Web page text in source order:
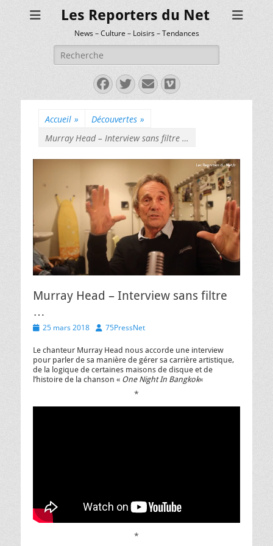
Les Reporters du Net
News – Culture – Loisirs – Tendances
Rechercher :
Facebook
Twitter
E-
mail
Vimeo
Accueil » Découvertes »
Murray Head – Interview sans filtre …
Murray Head – Interview sans filtre
…
Posted
25 mars 2018 Author
75PressNet
Le chanteur Murray Head nous accorde une interview
pour parler de sa manière de gérer sa carrière artistique,
de la logique de certaines maisons de disque et de
l’histoire de la chanson « One Night In Bangkok«
*
*